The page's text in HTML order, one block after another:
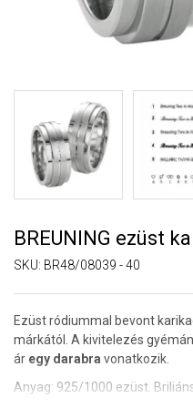
BREUNING ezüst
SKU: BR48/08039 - 40
Ezüst ródiummal bevont
márkától. A kivitelezés
ár egy darabra vonatkozik.
Anyag: 925/1000 ezüst.